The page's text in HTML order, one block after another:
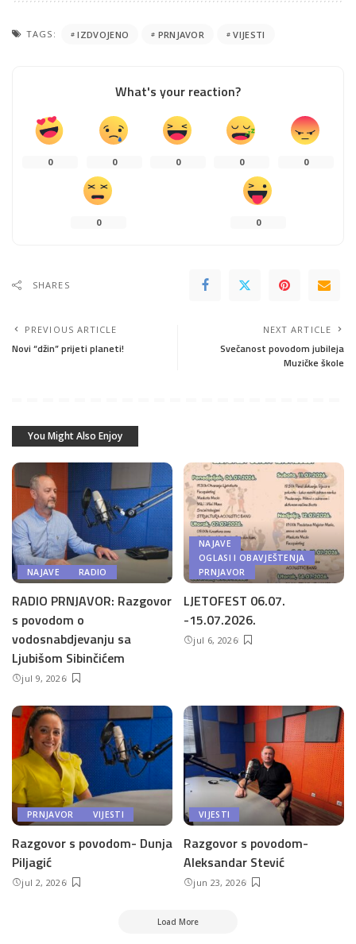
TAGS: IZDVOJENO PRNJAVOR VIJESTI
What's your reaction?
0 0 0 0 0
0 0
SHARES
PREVIOUS ARTICLE
Novi “džin” prijeti planeti!
NEXT ARTICLE
Svečanost povodom jubileja
Muzičke škole
You Might Also Enjoy
NAJAVE RADIO
RADIO PRNJAVOR: Razgovor
s povodom o
vodosnabdjevanju sa
Ljubišom Sibinčićem
jul 9, 2026
NAJAVE
OGLASI I OBAVJEŠTENJA
PRNJAVOR
LJETOFEST 06.07.
-15.07.2026.
jul 6, 2026
PRNJAVOR VIJESTI
Razgovor s povodom- Dunja
Piljagić
jul 2, 2026
VIJESTI
Razgovor s povodom-
Aleksandar Stević
jun 23, 2026
Load More